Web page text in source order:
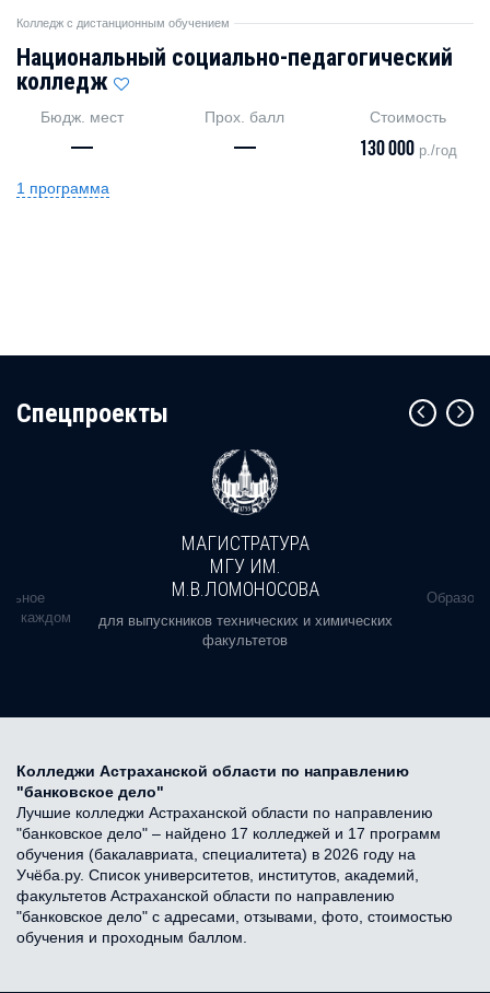
Колледж с дистанционным обучением
Национальный социально-педагогический
колледж
Бюдж. мест
—
Прох. балл
—
Стоимость
130 000 р./год
1 программа
Cпецпроекты
в каждом
МАГИСТРАТУРА
МГУ ИМ.
М.В.ЛОМОНОСОВА
для выпускников технических и химических
факультетов
Колледжи Астраханской области по направлению
"банковское дело"
Лучшие колледжи Астраханской области по направлению
"банковское дело" – найдено 17 колледжей и 17 программ
обучения (бакалавриата, специалитета) в 2026 году на
Учёба.ру. Список университетов, институтов, академий,
факультетов Астраханской области по направлению
"банковское дело" с адресами, отзывами, фото, стоимостью
обучения и проходным баллом.